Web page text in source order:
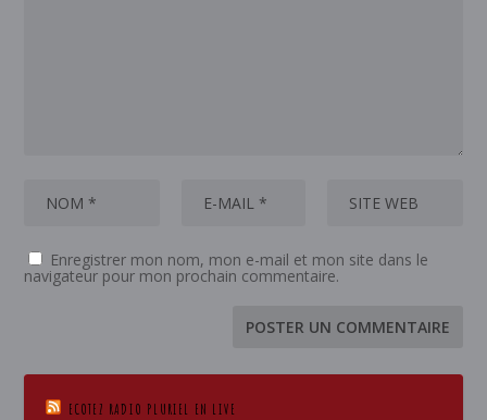
Enregistrer mon nom, mon e-mail et mon site dans le
navigateur pour mon prochain commentaire.
ECOTEZ RADIO PLURIEL EN LIVE